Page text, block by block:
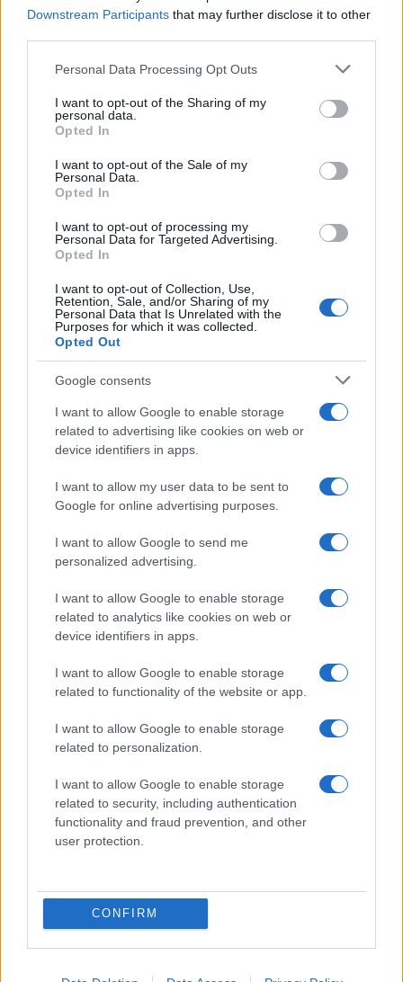
Downstream Participants that may further disclose it to other
Please note that this website/app uses one or more Google
not limited to your visit or usage behaviour. You may click to
grant or deny consent to Google and its third-party tags to
use your data for below specified purposes in below Google
consent section.
Personal Data Processing Opt Outs
I want to opt-out of the Sharing of my
personal data.
Opted In
I want to opt-out of the Sale of my
Personal Data.
Opted In
I want to opt-out of processing my
Personal Data for Targeted Advertising.
Opted In
I want to opt-out of Collection, Use,
Retention, Sale, and/or Sharing of my
Personal Data that Is Unrelated with the
Purposes for which it was collected.
Opted Out
Google consents
I want to allow Google to enable storage
related to advertising like cookies on web or
device identifiers in apps.
I want to allow my user data to be sent to
Google for online advertising purposes.
I want to allow Google to send me
personalized advertising.
I want to allow Google to enable storage
related to analytics like cookies on web or
device identifiers in apps.
I want to allow Google to enable storage
related to functionality of the website or app.
I want to allow Google to enable storage
related to personalization.
I want to allow Google to enable storage
related to security, including authentication
functionality and fraud prevention, and other
user protection.
CONFIRM
gallurese: gli appuntamenti da non perdere
Lettini e arredi abusivi sulla spiaggia libera,
sequestri a Olbia e Arzachena
rifiutò la Costa Smeralda
Nuovo sportello rifiuti a Palau, una svolta per gli
utenti
Paolo Pinna
Martina Agostina Diturco
I nostri cari
I nostri cari
I nostri cari